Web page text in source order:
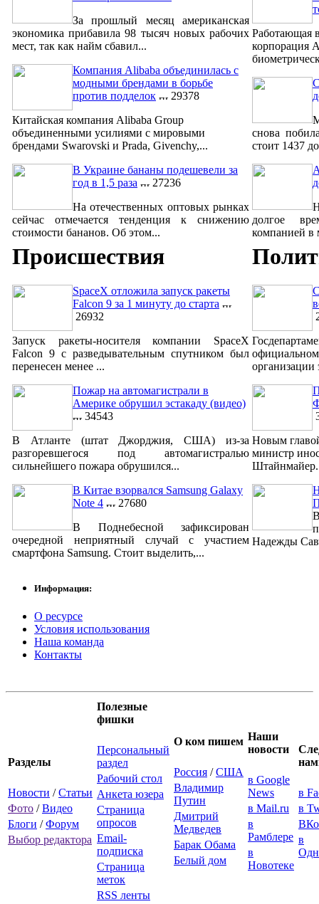
За прошлый месяц американская
экономика прибавила 98 тысяч новых рабочих
мест, так как найм сбавил...
Компания Alibaba объединилась с
модными брендами в борьбе
против подделок
29378
Китайская компания Alibaba Group
объединенными усилиями с мировыми
брендами Swarovski и Prada, Givenchy,...
В Украине бананы подешевели за
год в 1,5 раза
27236
На отечественных оптовых рынках
сейчас отмечается тенденция к снижению
стоимости бананов. Об этом...
Работающая
корпорация
снова
стоит 1437
долгое
компанией в
Происшествия
SpaceX отложила запуск ракеты
Falcon 9 за 1 минуту до старта
26932
Запуск ракеты-носителя компании SpaceX
Falcon 9 с разведывательным спутником был
перенесен менее ...
Пожар на автомагистрали в
Америке обрушил эстакаду (видео)
34543
В Атланте (штат Джорджия, США) из-за
разгоревшегося под автомагистралью
сильнейшего пожара обрушился...
В Китае взорвался Samsung Galaxy
Note 4
27680
В Поднебесной зафиксирован
очередной неприятный случай с участием
смартфона Samsung. Стоит выделить,...
организации
Новым
министр
Надежды
Информация:
О ресурсе
Условия использования
Наша команда
Контакты
Разделы
Новости /Статьи
Фото /Видео
Блоги /Форум
Выбор редактора
Полезные
фишки
Персональный
раздел
Рабочий стол
Анкета юзера
Страница
опросов
Email-
подписка
Страница
меток
RSS ленты
О ком пишем
Россия /США
Владимир
Путин
Дмитрий
Медведев
Барак Обама
Белый дом
Наши
новости
в Google
News
в Mail.ru
в
Рамблере
в
Новотеке
в
в
в